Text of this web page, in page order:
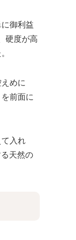
御利益
硬度が高
めに
前面に
入れ
天然の